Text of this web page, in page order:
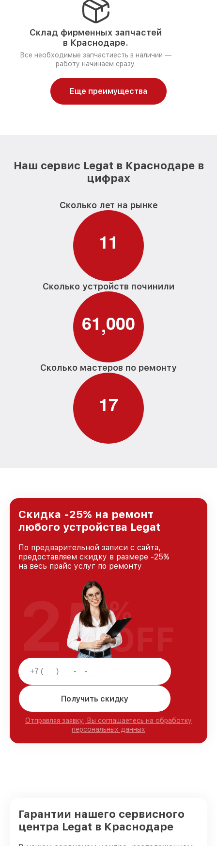
Склад фирменных запчастей
в Краснодаре.
Все необходимые запчастиесть в наличии —
работу начинаем сразу.
Еще преимущества
Наш сервис Legat в Краснодаре в
цифрах
Сколько лет на рынке
11
Сколько устройств починили
61,000
Сколько мастеров по ремонту
17
Скидка -25% на ремонт
любого устройства Legat
По предварительной записи с сайта,
предоставляем скидку в размере -25%
на весь прайс услуг по ремонту
Получить скидку
Отправляя заявку, Вы соглашаетесь на обработку
персональных данных
25%
OFF
Гарантии нашего сервисного
центра Legat в Краснодаре